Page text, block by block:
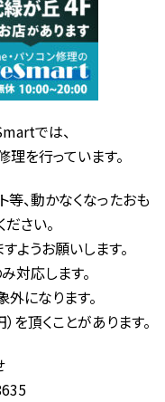
では、
を行っています。
等、動かなくなったおも
さい。
ようお願いします。
対応します。
になります。
頂くことがあります。